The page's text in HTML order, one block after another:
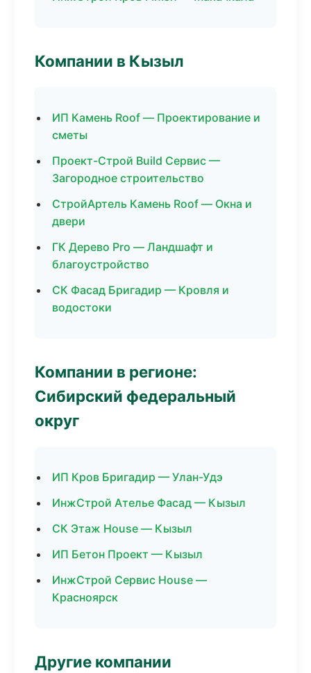
Компании в Кызыл
ИП Камень Roof — Проектирование и
сметы
Проект-Строй Build Сервис —
Загородное строительство
СтройАртель Камень Roof — Окна и
двери
ГК Дерево Pro — Ландшафт и
благоустройство
СК Фасад Бригадир — Кровля и
водостоки
Компании в регионе:
Сибирский федеральный
округ
ИП Кров Бригадир — Улан-Удэ
ИнжСтрой Ателье Фасад — Кызыл
СК Этаж House — Кызыл
ИП Бетон Проект — Кызыл
ИнжСтрой Сервис House —
Красноярск
Другие компании